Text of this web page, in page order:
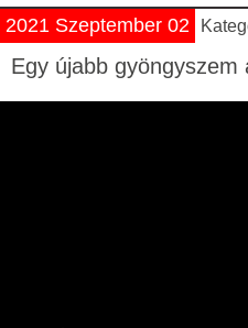
2021 Szeptember 02
Egy újabb gyöngyszem